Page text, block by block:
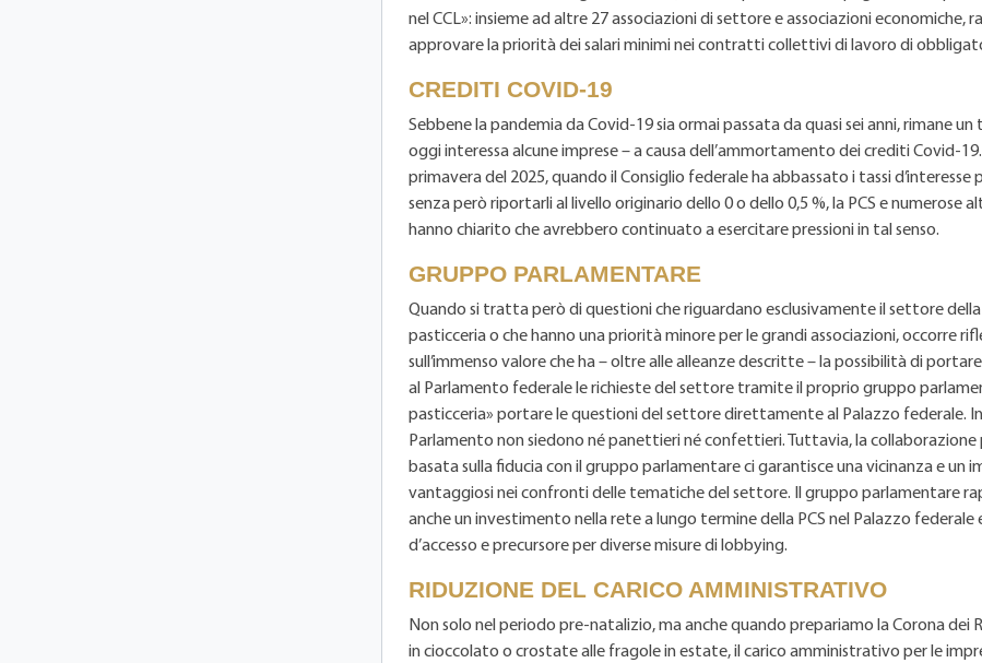
nel CCL»: insieme ad altre 27 associazioni di settore e associazioni economiche,
approvare la priorità dei salari minimi nei contratti collettivi di lavoro di
CREDITI COVID-19
Sebbene la pandemia da Covid-19 sia ormai passata da quasi sei anni, rimane un
oggi interessa alcune imprese – a causa dell’ammortamento dei crediti Covid-
primavera del 2025, quando il Consiglio federale ha abbassato i tassi
senza però riportarli al livello originario dello 0 o dello 0,5 %, la PCS e numerose
hanno chiarito che avrebbero continuato a esercitare pressioni in tal senso.
GRUPPO PARLAMENTARE
Quando si tratta però di questioni che riguardano esclusivamente il settore
pasticceria o che hanno una priorità minore per le grandi associazioni, occorre
sull’immenso valore che ha – oltre alle alleanze descritte – la possibilità di
al Parlamento federale le richieste del settore tramite il proprio gruppo
pasticceria» portare le questioni del settore direttamente al Palazzo federale.
Parlamento non siedono né panettieri né confettieri. Tuttavia, la collaborazione
basata sulla fiducia con il gruppo parlamentare ci garantisce una vicinanza e un
vantaggiosi nei confronti delle tematiche del settore. Il gruppo parlamentare
anche un investimento nella rete a lungo termine della PCS nel Palazzo federale
d’accesso e precursore per diverse misure di lobbying.
RIDUZIONE DEL CARICO AMMINISTRATIVO
Non solo nel periodo pre-natalizio, ma anche quando prepariamo la Corona dei
in cioccolato o crostate alle fragole in estate, il carico amministrativo per le